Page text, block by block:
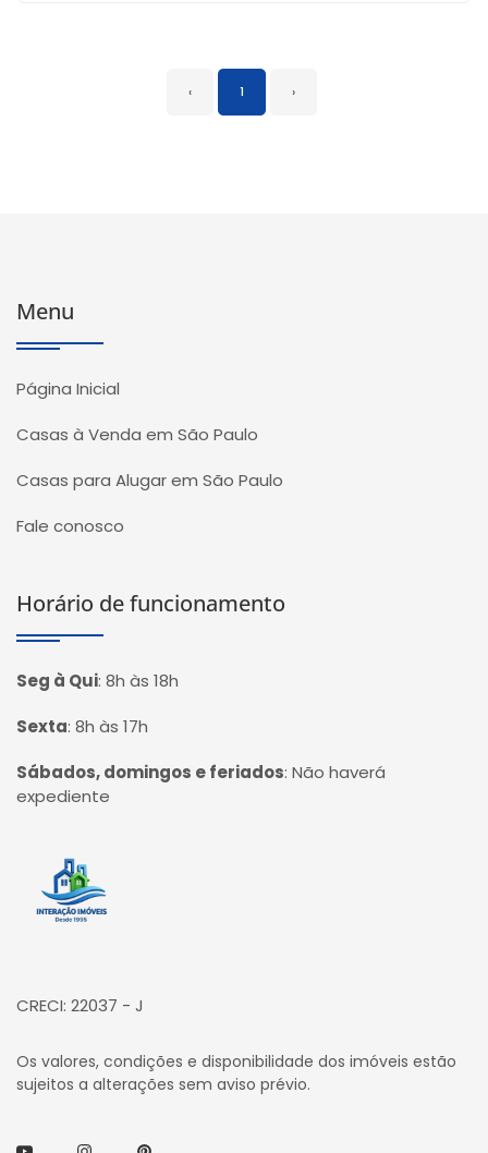
‹ 1 ›
Menu
Página Inicial
Casas à Venda em São Paulo
Casas para Alugar em São Paulo
Fale conosco
Horário de funcionamento
Seg à Qui: 8h às 18h
Sexta: 8h às 17h
Sábados, domingos e feriados: Não haverá
expediente
Página inicial
CRECI: 22037 - J
Os valores, condições e disponibilidade dos imóveis estão
sujeitos a alterações sem aviso prévio.